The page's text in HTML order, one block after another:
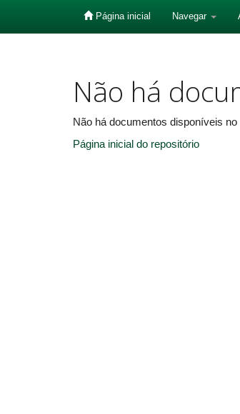
Página inicial Navegar
Não há
Não há documentos disponíveis
Página inicial do repositório